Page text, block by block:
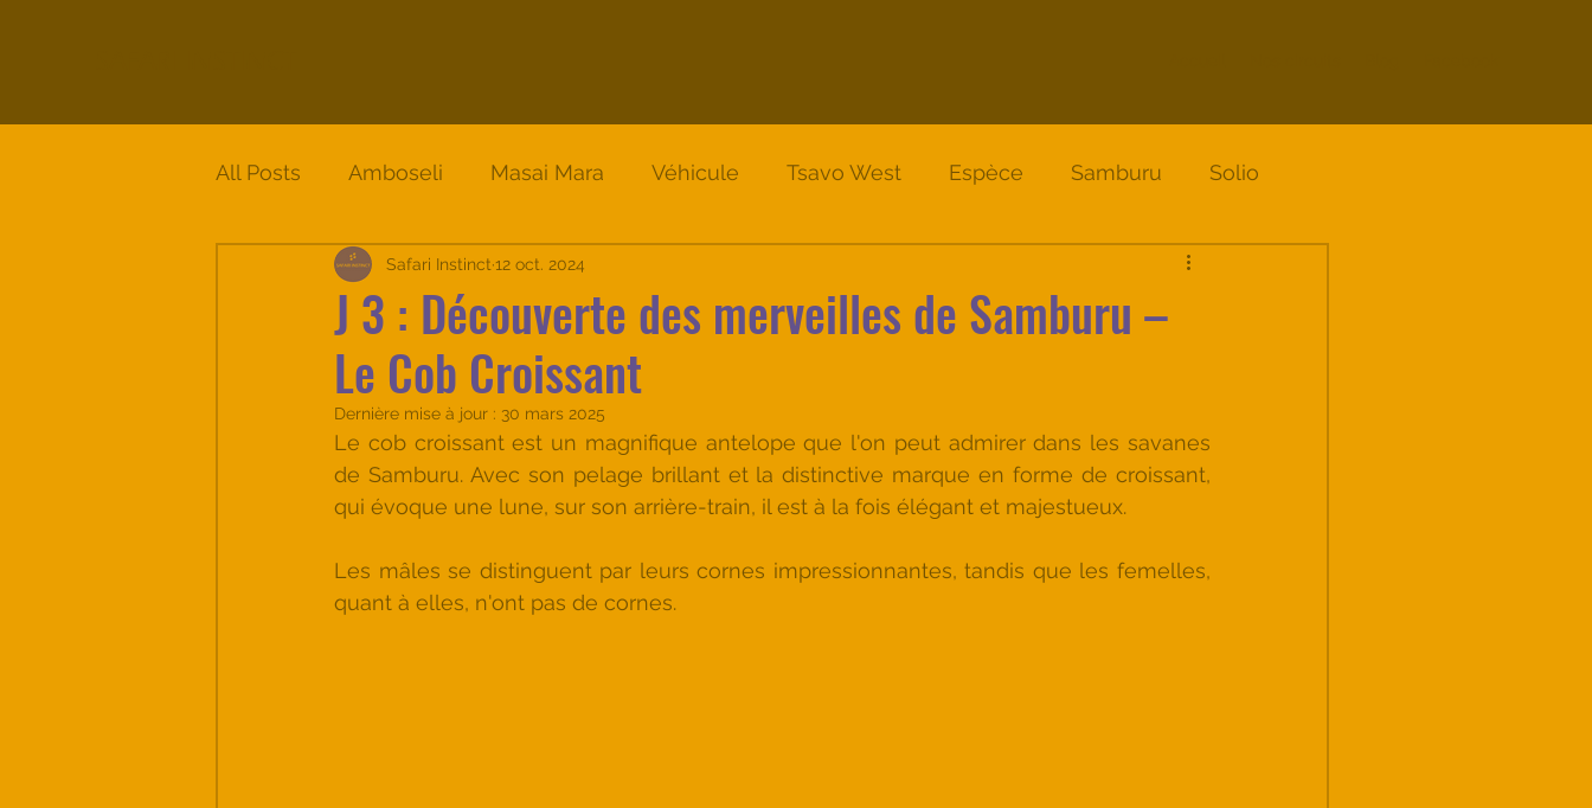
All Posts Amboseli Masai Mara Véhicule Tsavo West Espèce Samburu Solio
Circuit Solio - Samburu - Nakuru
J 3 : Découverte des merveilles de Samburu –
Le Cob Croissant
Safari Instinct 12 oct. 2024
Dernière mise à jour : 30 mars 2025
Le cob croissant est un magnifique antelope que l'on peut admirer dans les savanes
de Samburu. Avec son pelage brillant et la distinctive marque en forme de croissant,
qui évoque une lune, sur son arrière-train, il est à la fois élégant et majestueux.
Les mâles se distinguent par leurs cornes impressionnantes, tandis que les femelles,
quant à elles, n'ont pas de cornes.